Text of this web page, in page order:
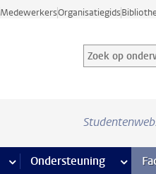
MedewerkersOrganisatiegids
Zoek op
Zoekterm
meer Je opleiding pagina’s
Ondersteuning meer